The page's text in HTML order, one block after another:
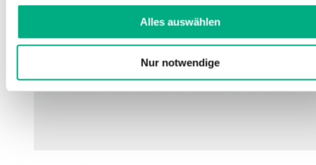
Alles auswählen
Nur notwendige